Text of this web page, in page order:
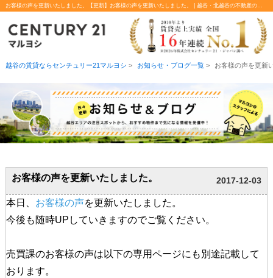
お客様の声を更新いたしました。【更新】お客様の声を更新いたしました。 | 越谷・北越谷の不動産のことならセンチュリー21マルヨシ
越谷の賃貸ならセンチュリー21マルヨシ > お知らせ・ブログ一覧> お客様の声を更新
お客様の声を更新いたしました。 2017-12-03
本日、 お客様の声を更新いたしました。
今後も随時UPしていきますのでご覧ください。
売買課のお客様の声は以下の専用ページにも別途記載して
おります。